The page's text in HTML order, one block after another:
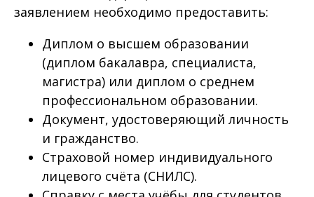
заявлением необходимо предоставить:
Диплом о высшем образовании
(диплом бакалавра, специалиста,
магистра) или диплом о среднем
профессиональном образовании.
Документ, удостоверяющий личность
и гражданство.
Страховой номер индивидуального
лицевого счёта (СНИЛС).